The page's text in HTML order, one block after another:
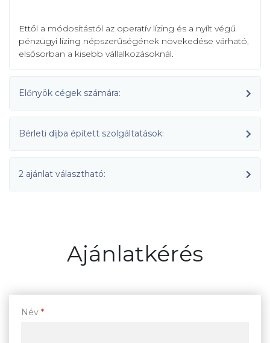
Ettől a módosítástól az operatív lízing és a nyílt végű
pénzügyi lízing népszerűségének növekedése várható,
elsősorban a kisebb vállalkozásoknál.
Előnyök cégek számára:
Bérleti díjba épített szolgáltatások:
2 ajánlat választható:
Ajánlatkérés
Név *